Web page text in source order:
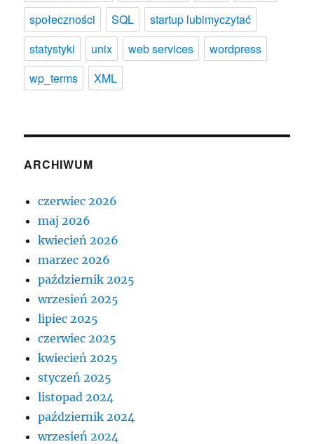
społeczności
SQL
startup lubimyczytać
statystyki
unix web services
wordpress
wp_terms
XML
ARCHIWUM
czerwiec 2026
maj 2026
kwiecień 2026
marzec 2026
październik 2025
wrzesień 2025
lipiec 2025
czerwiec 2025
kwiecień 2025
styczeń 2025
listopad 2024
październik 2024
wrzesień 2024